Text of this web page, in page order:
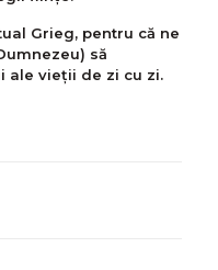
Grieg, pentru că ne
să
ale vieții de zi cu zi.